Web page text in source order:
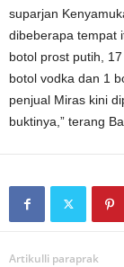
suparjan
dibeberapa tempat
botol prost putih,
botol vodka dan 1
penjual Miras kini
buktinya,” terang
Artikulli paraprak